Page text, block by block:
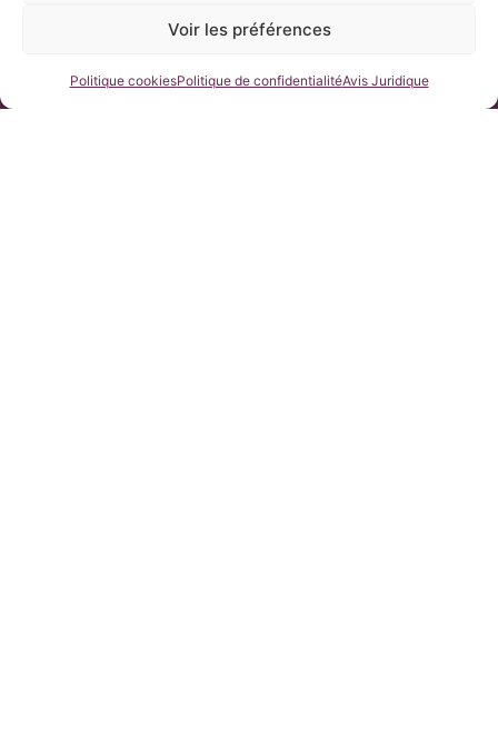
Voir les préférences
Politique cookiesPolitique de confidentialitéAvis Juridique
(RGPD).
Le contenu de ce site Web est une traduction non officielle du
compréhension à toute personne souhaitant accéder au site
Contactez-nous